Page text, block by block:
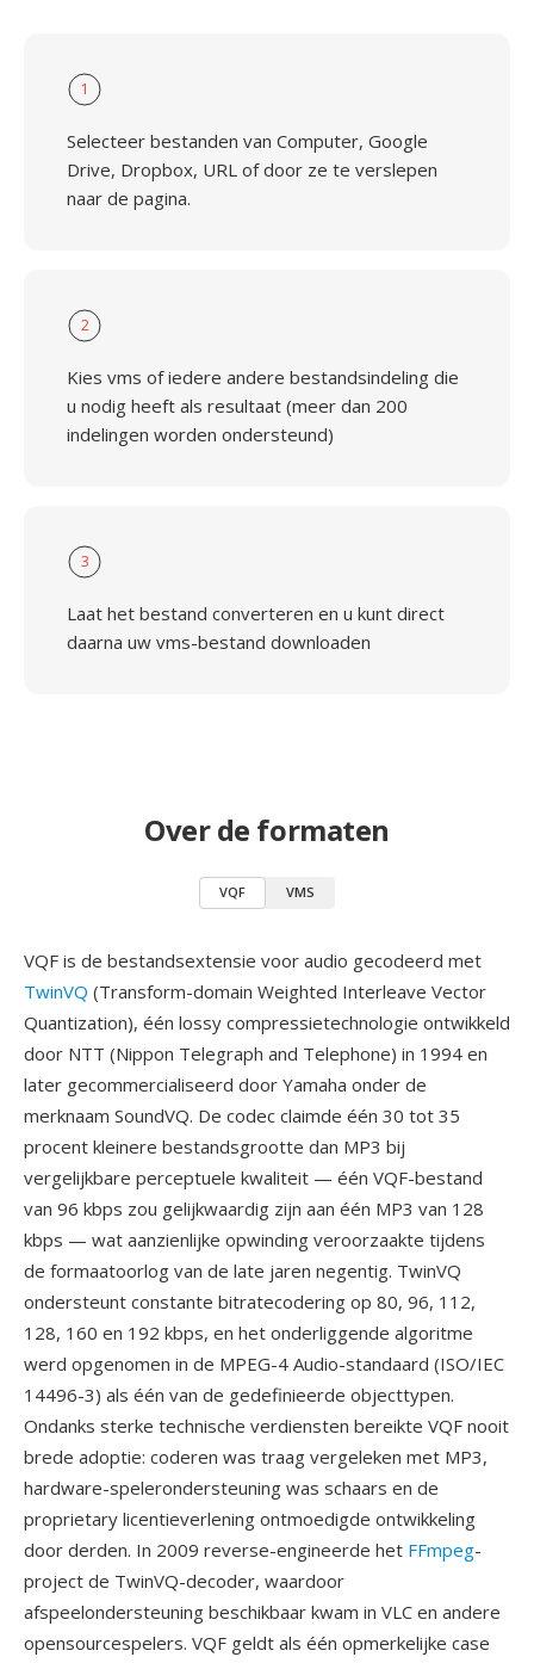
1
Selecteer bestanden van Computer, Google
Drive, Dropbox, URL of door ze te verslepen
naar de pagina.
2
Kies vms of iedere andere bestandsindeling die
u nodig heeft als resultaat (meer dan 200
indelingen worden ondersteund)
3
Laat het bestand converteren en u kunt direct
daarna uw vms-bestand downloaden
Over de formaten
VQF VMS
VQF is de bestandsextensie voor audio gecodeerd met
TwinVQ (Transform-domain Weighted Interleave Vector
Quantization), één lossy compressietechnologie ontwikkeld
door NTT (Nippon Telegraph and Telephone) in 1994 en
later gecommercialiseerd door Yamaha onder de
merknaam SoundVQ. De codec claimde één 30 tot 35
procent kleinere bestandsgrootte dan MP3 bij
vergelijkbare perceptuele kwaliteit — één VQF-bestand
van 96 kbps zou gelijkwaardig zijn aan één MP3 van 128
kbps — wat aanzienlijke opwinding veroorzaakte tijdens
de formaatoorlog van de late jaren negentig. TwinVQ
ondersteunt constante bitratecodering op 80, 96, 112,
128, 160 en 192 kbps, en het onderliggende algoritme
werd opgenomen in de MPEG-4 Audio-standaard (ISO/IEC
14496-3) als één van de gedefinieerde objecttypen.
Ondanks sterke technische verdiensten bereikte VQF nooit
brede adoptie: coderen was traag vergeleken met MP3,
hardware-spelerondersteuning was schaars en de
proprietary licentieverlening ontmoedigde ontwikkeling
door derden. In 2009 reverse-engineerde het FFmpeg-
project de TwinVQ-decoder, waardoor
afspeelondersteuning beschikbaar kwam in VLC en andere
opensourcespelers. VQF geldt als één opmerkelijke case